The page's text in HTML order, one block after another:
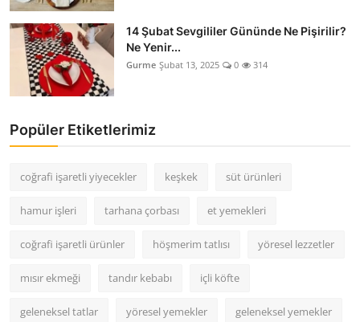
14 Şubat Sevgililer Gününde Ne Pişirilir?
Ne Yenir...
Gurme Şubat 13, 2025 0 314
Popüler Etiketlerimiz
coğrafi işaretli yiyecekler keşkek süt ürünleri
hamur işleri tarhana çorbası et yemekleri
coğrafi işaretli ürünler höşmerim tatlısı yöresel lezzetler
mısır ekmeği tandır kebabı içli köfte
geleneksel tatlar yöresel yemekler geleneksel yemekler